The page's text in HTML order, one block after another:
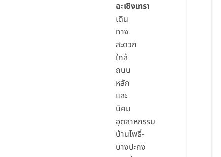
ฉะเชิงเทรา
เดิน
ทาง
สะดวก
ใกล้
ถนน
หลัก
และ
นิคม
อุตสาหกรรม
บ้านโพธิ์-
บางปะกง